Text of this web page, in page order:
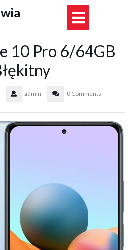
10 Pro 6/64GB
admin 0 Comments